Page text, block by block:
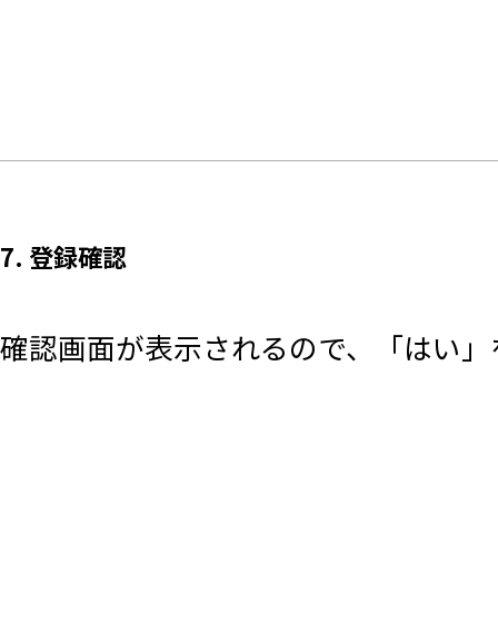
7. 登録確認
確認画面が表示されるので、「はい